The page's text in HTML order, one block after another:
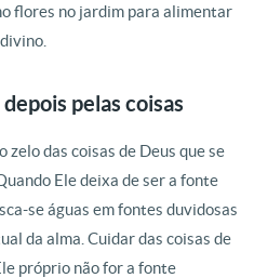
flores no jardim para alimentar
pelas coisas
das coisas de Deus que se
Ele deixa de ser a fonte
se águas em fontes duvidosas
da alma. Cuidar das coisas de
próprio não for a fonte